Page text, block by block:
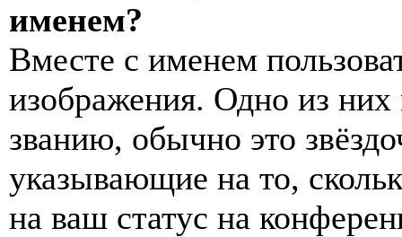
именем?
Вместе с именем
изображения. Одно из
званию, обычно это
указывающие на то,
на ваш статус на